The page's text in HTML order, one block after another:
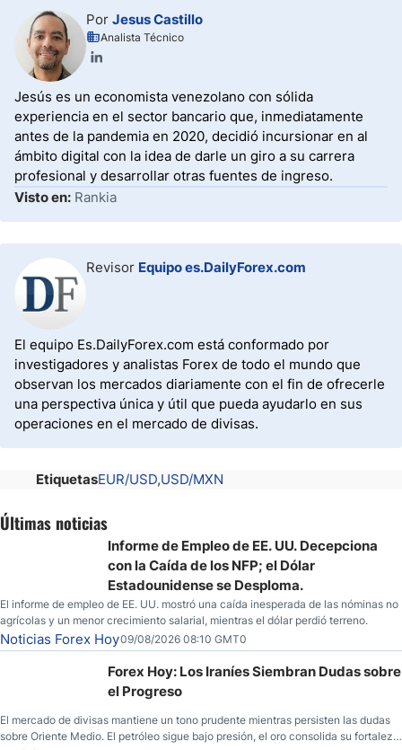
Por Jesus Castillo
Analista Técnico
Jesús es un economista venezolano con sólida
experiencia en el sector bancario que, inmediatamente
antes de la pandemia en 2020, decidió incursionar en al
ámbito digital con la idea de darle un giro a su carrera
profesional y desarrollar otras fuentes de ingreso.
Visto en: Rankia
Revisor Equipo es.DailyForex.com
El equipo Es.DailyForex.com está conformado por
investigadores y analistas Forex de todo el mundo que
observan los mercados diariamente con el fin de ofrecerle
una perspectiva única y útil que pueda ayudarlo en sus
operaciones en el mercado de divisas.
EtiquetasEUR/USD USD/MXN
Últimas noticias
Informe de Empleo de EE. UU. Decepciona
con la Caída de los NFP; el Dólar
Estadounidense se Desploma.
El informe de empleo de EE. UU. mostró una caída inesperada de las nóminas no
agrícolas y un menor crecimiento salarial, mientras el dólar perdió terreno.
Noticias Forex Hoy09/08/2026 08:10 GMT0
Forex Hoy: Los Iraníes Siembran Dudas sobre
el Progreso
El mercado de divisas mantiene un tono prudente mientras persisten las dudas
sobre Oriente Medio. El petróleo sigue bajo presión, el oro consolida su fortaleza